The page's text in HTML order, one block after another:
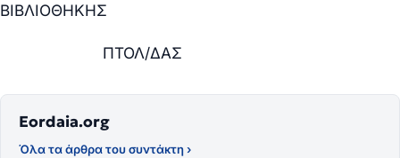
ΒΙΒΛΙΟΘΗΚΗΣ
ΠΤΟΛ/ΔΑΣ
Eordaia.org
Όλα τα άρθρα του συντάκτη ›